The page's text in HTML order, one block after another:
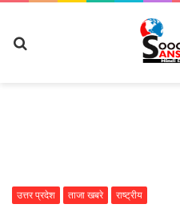
उत्तर प्रदेश ताजा खबरे राष्ट्रीय